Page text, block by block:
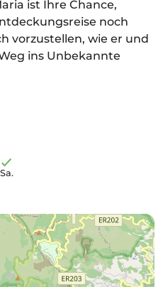
ist Ihre Chance,
noch
vorzustellen, wie er und
ins Unbekannte
Sa.